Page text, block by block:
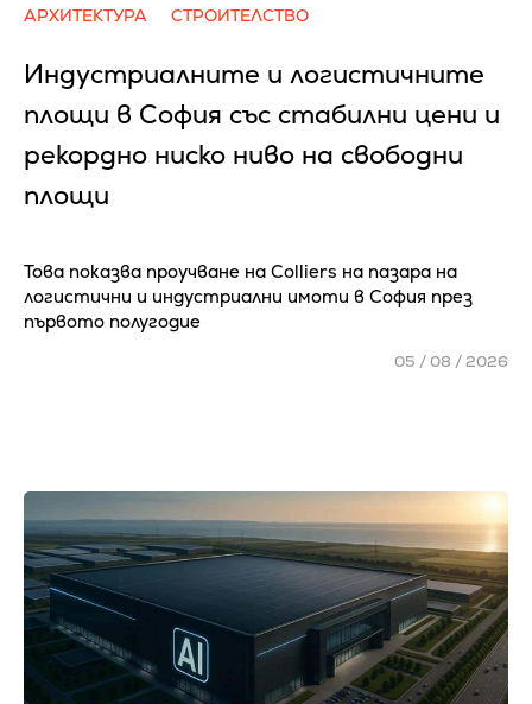
АРХИТЕКТУРА СТРОИТЕЛСТВО
Индустриалните и логистичните
площи в София със стабилни цени и
рекордно ниско ниво на свободни
площи
Това показва проучване на Colliers на пазара на
логистични и индустриални имоти в София през
първото полугодие
05 / 08 / 2026